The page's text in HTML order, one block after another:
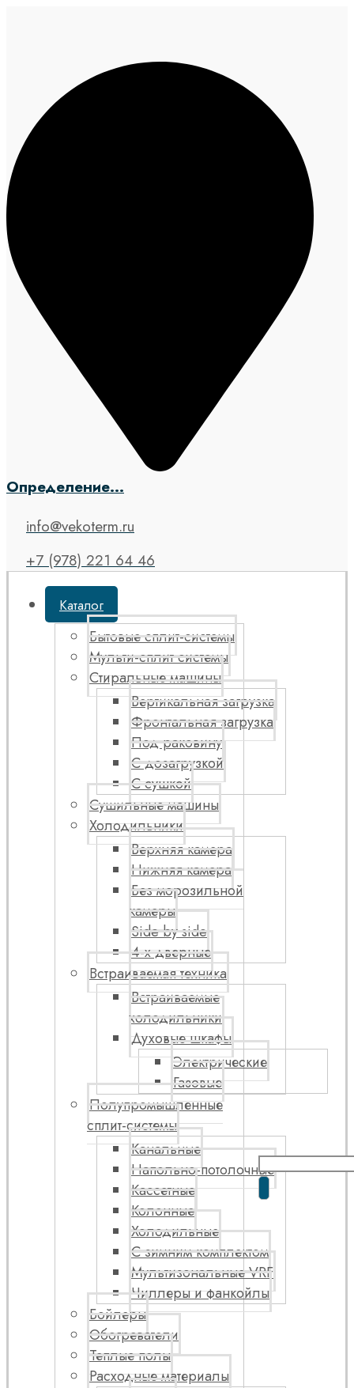
Определение...
info@vekoterm.ru
+7 (978) 221 64 46
Каталог
Бытовые сплит-системы
Мульти-сплит системы
Стиральные машины
Вертикальная загрузка
Фронтальная загрузка
Под раковину
С дозагрузкой
С сушкой
Сушильные машины
Холодильники
Верхняя камера
Нижняя камера
Без морозильной
камеры
Side by side
4-х дверные
Встраиваемая техника
Встраиваемые
холодильники
Духовые шкафы
Электрические
Газовые
Полупромышленные
сплит-системы
Канальные
Напольно-потолочные
Кассетные
Колонные
Холодильные
С зимним комплектом
Мультизональные VRF
Чиллеры и фанкойлы
Бойлеры
Обогреватели
Теплые полы
Расходные материалы